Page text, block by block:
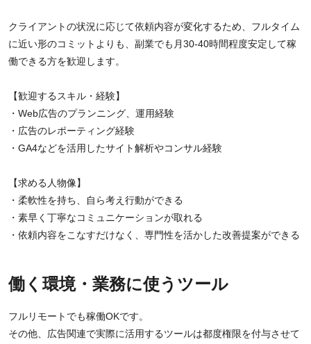
クライアントの状況に応じて依頼内容が変化するため、フルタイム
に近い形のコミットよりも、副業でも月30-40時間程度安定して稼
働できる方を歓迎します。
【歓迎するスキル・経験】
・Web広告のプランニング、運用経験
・広告のレポーティング経験
・GA4などを活用したサイト解析やコンサル経験
【求める人物像】
・柔軟性を持ち、自ら考え行動ができる
・素早く丁寧なコミュニケーションが取れる
・依頼内容をこなすだけなく、専門性を活かした改善提案ができる
働く環境・業務に使うツール
フルリモートでも稼働OKです。
その他、広告関連で実際に活用するツールは都度権限を付与させて